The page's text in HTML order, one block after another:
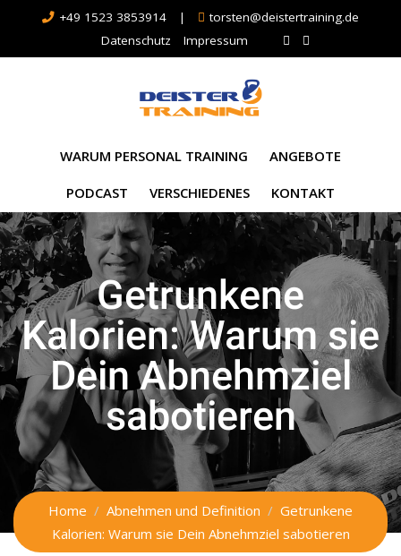
+49 1523 3853914 |
torsten@deistertraining.de
Datenschutz
Impressum
WARUM PERSONAL TRAINING ANGEBOTE
PODCAST VERSCHIEDENES KONTAKT
Getrunkene
Kalorien: Warum sie
Dein Abnehmziel
sabotieren
Home Abnehmen und Definition
Getrunkene
Kalorien: Warum sie Dein Abnehmziel sabotieren